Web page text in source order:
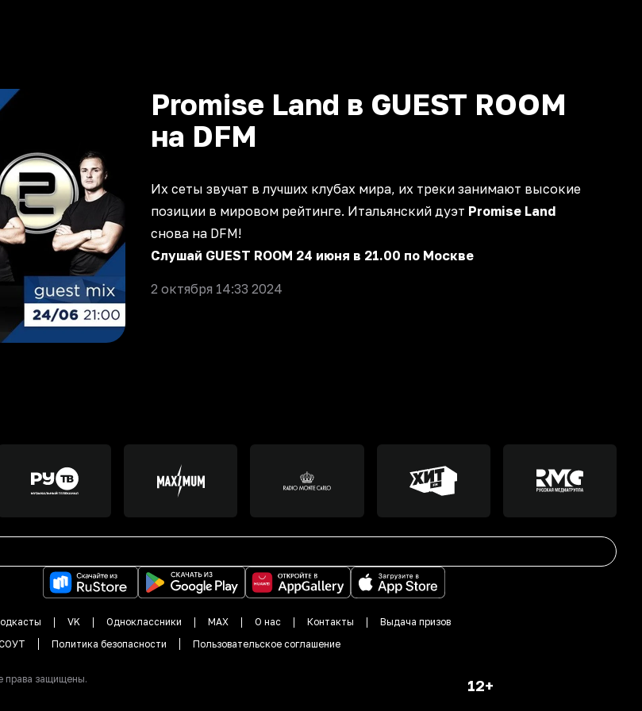
Promise Land в GUEST ROOM
на DFM
Их сеты звучат в лучших клубах мира, их треки занимают высокие
позиции в мировом рейтинге. Итальянский дуэт Promise Land
снова на DFM!
Слушай GUEST ROOM 24 июня в 21.00 по Москве
2 октября 14:33 2024
VK Одноклассники MAX О нас Контакты
Выдача призов
Политика безопасности Пользовательское соглашение
права защищены. 12+